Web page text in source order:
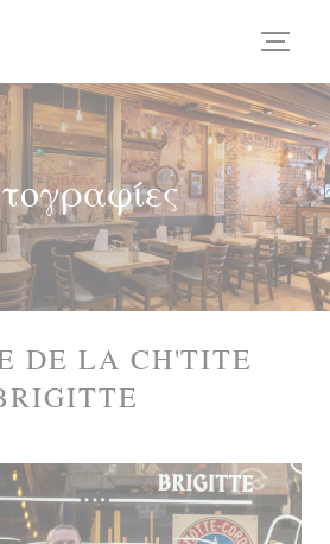
(Cookies)
DE LA CH'TITE